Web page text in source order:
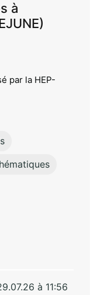
à
par la HEP-
à 11:56